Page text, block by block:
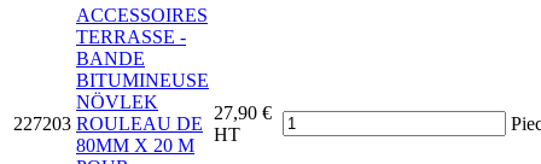
227203
ACCESSOIRES
TERRASSE -
BANDE
BITUMINEUSE
NÖVLEK
ROULEAU DE
80MM X 20 M
27,90 €
HT